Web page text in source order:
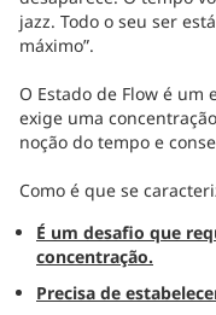
jazz. Todo o seu ser
máximo”.
O Estado de Flow é um
exige uma
noção do tempo e
Como é que se
É um desafio que
concentração.
Precisa de